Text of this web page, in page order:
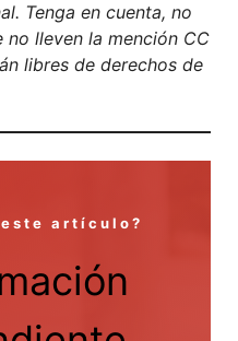
Tenga en cuenta, no
lleven la mención CC
libres de derechos de
este artículo?